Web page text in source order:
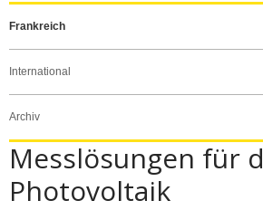
Frankreich
International
Archiv
Messlösungen für
Photovoltaik